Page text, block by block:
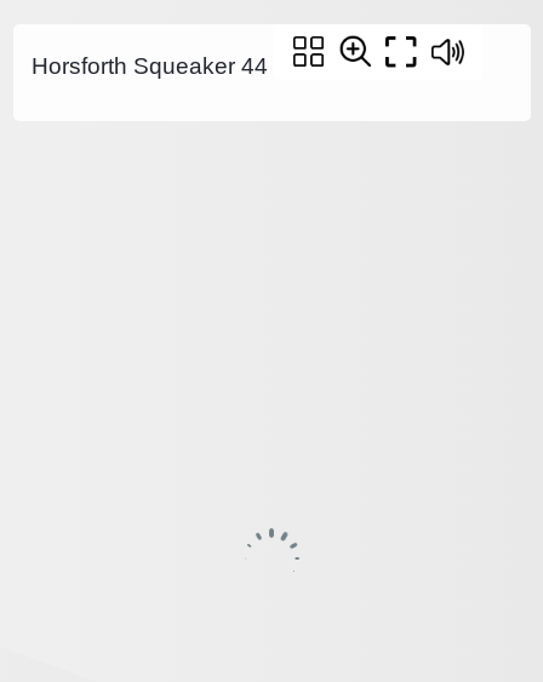
Horsforth Squeaker 44